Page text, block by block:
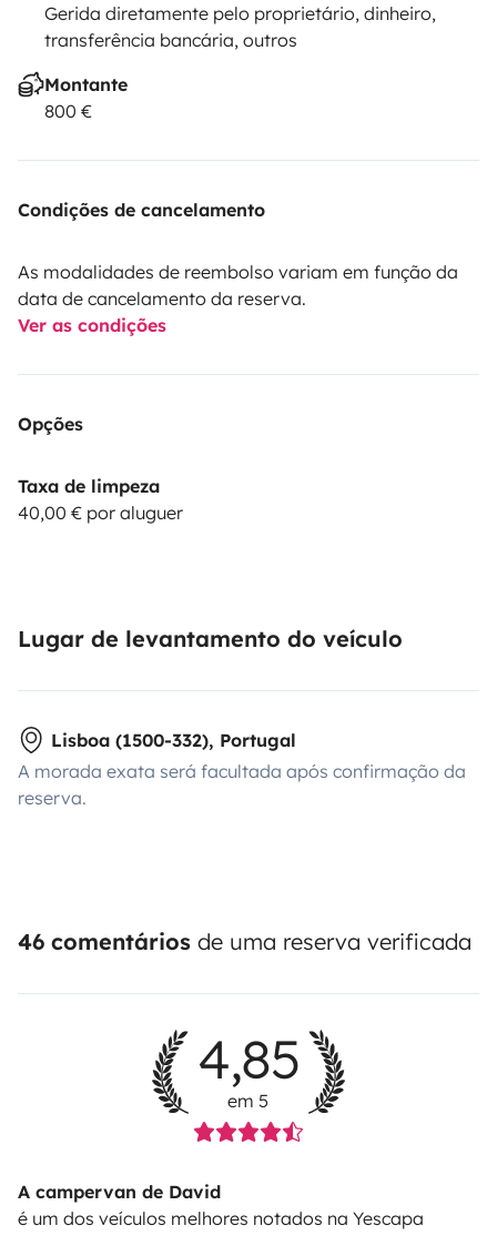
Gerida diretamente pelo proprietário, dinheiro,
transferência bancária, outros
Montante
800 €
Condições de cancelamento
As modalidades de reembolso variam em função da
data de cancelamento da reserva.
Ver as condições
Opções
Taxa de limpeza
40,00 € por aluguer
Lugar de levantamento do veículo
Lisboa (1500-332), Portugal
A morada exata será facultada após confirmação da
reserva.
46 comentários de uma reserva verificada
4,85
em 5
A campervan de David
é um dos veículos melhores notados na Yescapa